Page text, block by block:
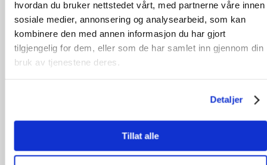
hvordan du bruker nettstedet vårt, med partnerne våre innen
sosiale medier, annonsering og analysearbeid, som kan
kombinere den med annen informasjon du har gjort
tilgjengelig for dem, eller som de har samlet inn gjennom din
bruk av tjenestene deres.
Detaljer
Tillat alle
Om foreningen